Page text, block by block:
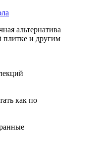
альтернатива
плитке и другим
как по